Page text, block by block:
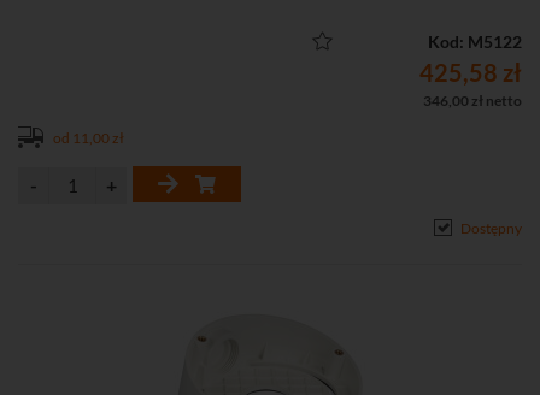
Kod: M5122
425,58 zł
346,00 zł netto
od 11,00 zł
Dostępny